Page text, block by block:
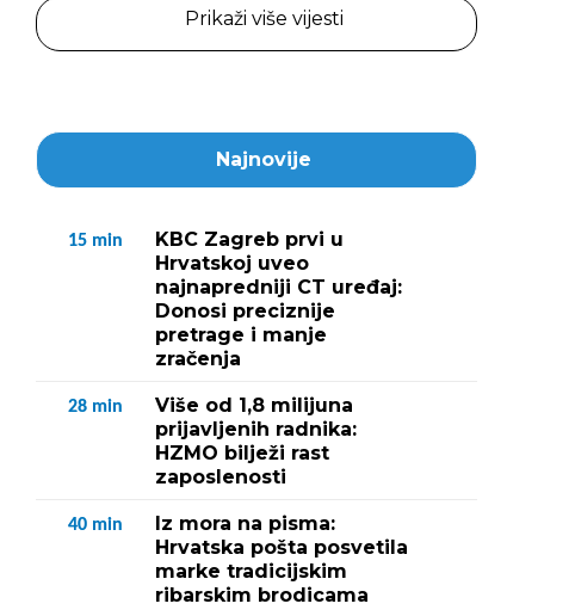
Prikaži više vijesti
Najnovije
15 min
KBC Zagreb prvi u
Hrvatskoj uveo
najnapredniji CT uređaj:
Donosi preciznije
pretrage i manje
zračenja
28 min
Više od 1,8 milijuna
prijavljenih radnika:
HZMO bilježi rast
zaposlenosti
40 min
Iz mora na pisma:
Hrvatska pošta posvetila
marke tradicijskim
ribarskim brodicama